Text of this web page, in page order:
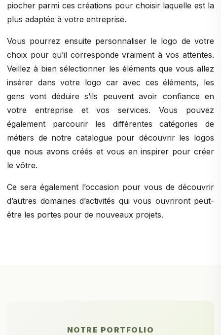
piocher parmi ces créations pour choisir laquelle est la
plus adaptée à votre entreprise.
Vous pourrez ensuite personnaliser le logo de votre
choix pour qu’il corresponde vraiment à vos attentes.
Veillez à bien sélectionner les éléments que vous allez
insérer dans votre logo car avec ces éléments, les
gens vont déduire s’ils peuvent avoir confiance en
votre entreprise et vos services. Vous pouvez
également parcourir les différentes catégories de
métiers de notre catalogue pour découvrir les logos
que nous avons créés et vous en inspirer pour créer
le vôtre.
Ce sera également l’occasion pour vous de découvrir
d’autres domaines d’activités qui vous ouvriront peut-
être les portes pour de nouveaux projets.
NOTRE PORTFOLIO